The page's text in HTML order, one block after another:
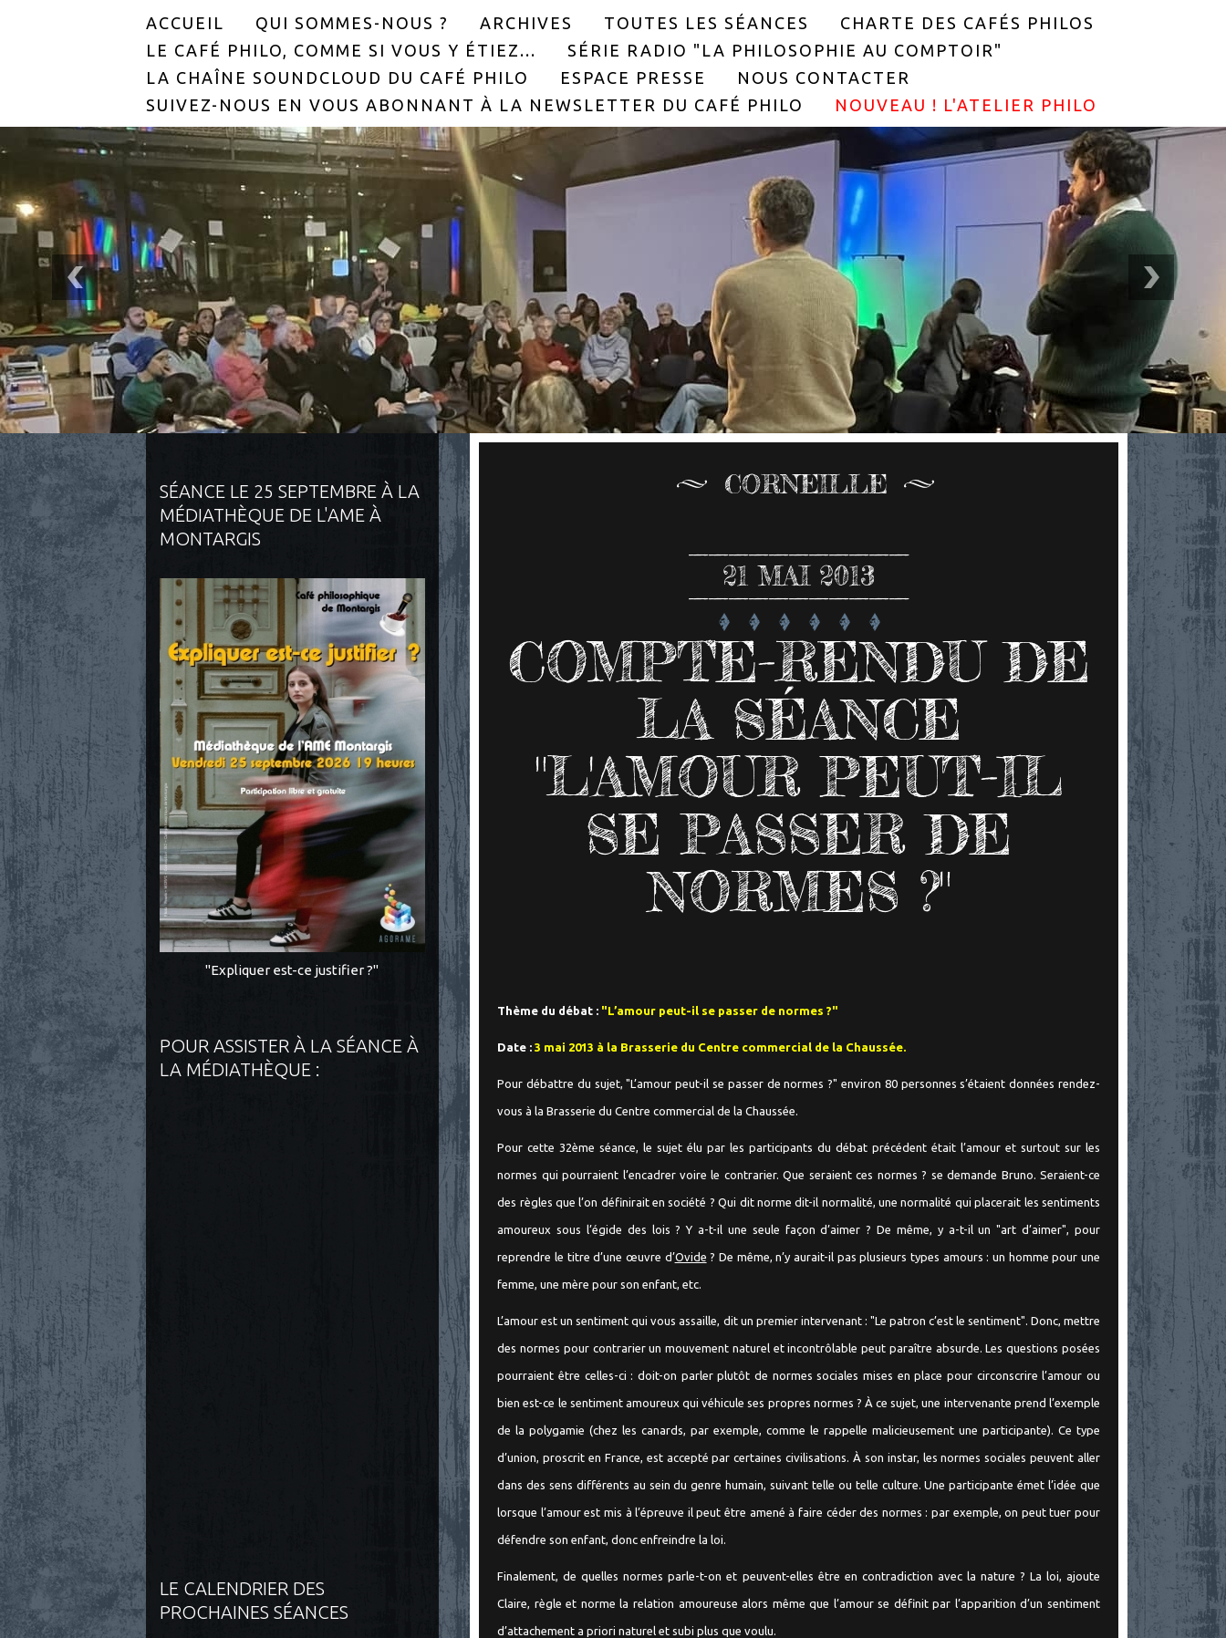
ACCUEIL QUI SOMMES-NOUS ? ARCHIVES TOUTES LES SÉANCES
CHARTE DES CAFÉS PHILOS
LE CAFÉ PHILO, COMME SI VOUS Y ÉTIEZ...
SÉRIE RADIO "LA PHILOSOPHIE AU COMPTOIR"
LA CHAÎNE SOUNDCLOUD DU CAFÉ PHILO
ESPACE PRESSE
NOUS CONTACTER
SUIVEZ-NOUS EN VOUS ABONNANT À LA NEWSLETTER DU CAFÉ PHILO
NOUVEAU ! L'ATELIER PHILO
SÉANCE LE 25 SEPTEMBRE À LA
MÉDIATHÈQUE DE L'AME À
MONTARGIS
"Expliquer est-ce justifier ?"
POUR ASSISTER À LA SÉANCE À
LA MÉDIATHÈQUE :
LE CALENDRIER DES
PROCHAINES SÉANCES
CORNEILLE
21 MAI 2013
COMPTE-RENDU DE
LA SÉANCE
"L'AMOUR PEUT-IL
SE PASSER DE
NORMES ?"
Thème du débat : "L’amour peut-il se passer de normes ?"
Date :3 mai 2013 à la Brasserie du Centre commercial de la Chaussée.
Pour débattre du sujet, "L’amour peut-il se passer de normes ?" environ 80 personnes s’étaient données rendez-
vous à la Brasserie du Centre commercial de la Chaussée.
Pour cette 32ème séance, le sujet élu par les participants du débat précédent était l’amour et surtout sur les
normes qui pourraient l’encadrer voire le contrarier. Que seraient ces normes ? se demande Bruno. Seraient-ce
des règles que l’on définirait en société ? Qui dit norme dit-il normalité, une normalité qui placerait les sentiments
amoureux sous l’égide des lois ? Y a-t-il une seule façon d’aimer ? De même, y a-t-il un "art d’aimer", pour
reprendre le titre d’une œuvre d’Ovide ? De même, n’y aurait-il pas plusieurs types amours : un homme pour une
femme, une mère pour son enfant, etc.
L’amour est un sentiment qui vous assaille, dit un premier intervenant : "Le patron c’est le sentiment". Donc, mettre
des normes pour contrarier un mouvement naturel et incontrôlable peut paraître absurde. Les questions posées
pourraient être celles-ci : doit-on parler plutôt de normes sociales mises en place pour circonscrire l’amour ou
bien est-ce le sentiment amoureux qui véhicule ses propres normes ? À ce sujet, une intervenante prend l’exemple
de la polygamie (chez les canards, par exemple, comme le rappelle malicieusement une participante). Ce type
d’union, proscrit en France, est accepté par certaines civilisations. À son instar, les normes sociales peuvent aller
dans des sens différents au sein du genre humain, suivant telle ou telle culture. Une participante émet l’idée que
lorsque l’amour est mis à l’épreuve il peut être amené à faire céder des normes : par exemple, on peut tuer pour
défendre son enfant, donc enfreindre la loi.
Finalement, de quelles normes parle-t-on et peuvent-elles être en contradiction avec la nature ? La loi, ajoute
Claire, règle et norme la relation amoureuse alors même que l’amour se définit par l’apparition d’un sentiment
d’attachement a priori naturel et subi plus que voulu.